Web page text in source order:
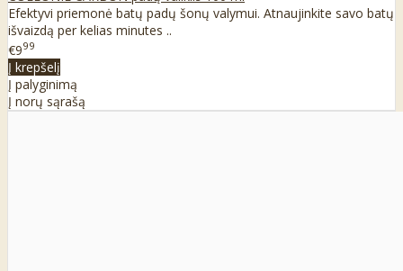
Efektyvi priemonė batų padų šonų valymui. Atnaujinkite savo batų
išvaizdą per kelias minutes ..
€999
Į krepšelį
Į palyginimą
Į norų sąrašą